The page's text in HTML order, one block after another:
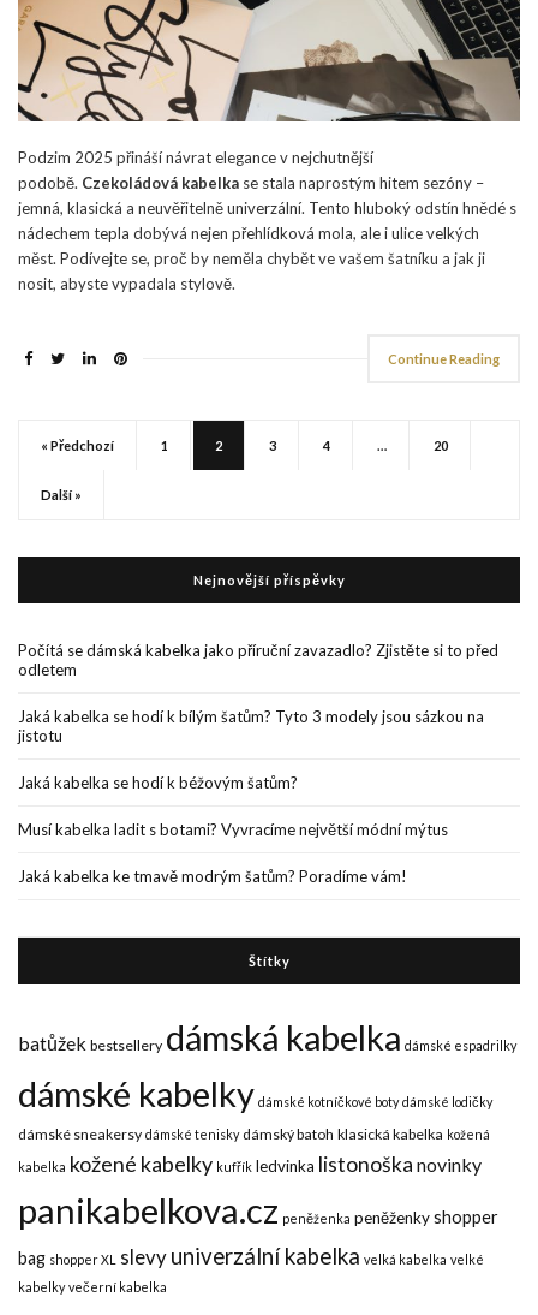
Podzim 2025 přináší návrat elegance v nejchutnější
podobě. Czekoládová kabelka se stala naprostým hitem sezóny –
jemná, klasická a neuvěřitelně univerzální. Tento hluboký odstín hnědé s
nádechem tepla dobývá nejen přehlídková mola, ale i ulice velkých
měst. Podívejte se, proč by neměla chybět ve vašem šatníku a jak ji
nosit, abyste vypadala stylově.
Continue Reading
« Předchozí 1 2 3 4 … 20
Další »
Nejnovější příspěvky
Počítá se dámská kabelka jako příruční zavazadlo? Zjistěte si to před
odletem
Jaká kabelka se hodí k bílým šatům? Tyto 3 modely jsou sázkou na
jistotu
Jaká kabelka se hodí k béžovým šatům?
Musí kabelka ladit s botami? Vyvracíme největší módní mýtus
Jaká kabelka ke tmavě modrým šatům? Poradíme vám!
Štítky
batůžek bestsellery dámská kabelka dámské espadrilky
dámské kabelky dámské kotníčkové boty dámské lodičky
dámské sneakersy dámské tenisky dámský batoh klasická kabelka kožená
kabelka kožené kabelky kufřík ledvinka listonoška novinky
panikabelkova.cz peněženka peněženkyshopper
bag shopper XL slevyuniverzální kabelka velká kabelka velké
kabelky večerní kabelka